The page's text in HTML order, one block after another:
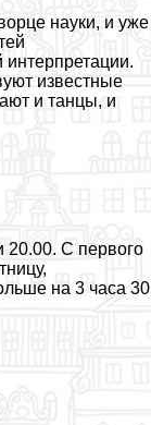
науки, и уже
известные
и танцы, и
20.00. С первого
на 3 часа 30